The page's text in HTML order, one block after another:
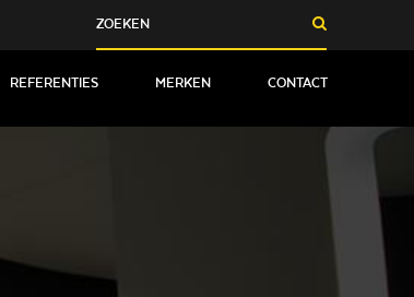
REFERENTIES MERKEN CONTACT